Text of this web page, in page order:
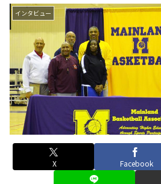
インタビュー
X Facebook